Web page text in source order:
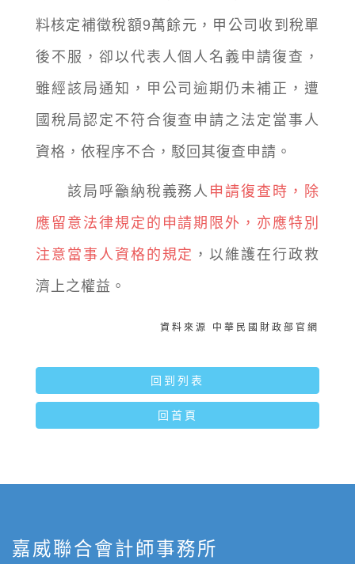
料核定補徵稅額9萬餘元，甲公司收到稅單
後不服，卻以代表人個人名義申請復查，
雖經該局通知，甲公司逾期仍未補正，遭
國稅局認定不符合復查申請之法定當事人
資格，依程序不合，駁回其復查申請。
該局呼籲納稅義務人 申請復查時，除
應留意法律規定的申請期限外，亦應特別
注意當事人資格的規定 ，以維護在行政救
濟上之權益。
資料來源 中華民國財政部官網
回到列表
回首頁
嘉威聯合會計師事務所